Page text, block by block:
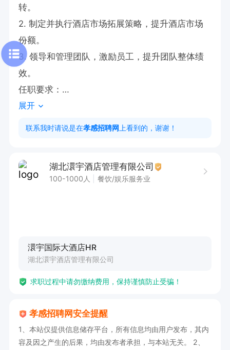
转。
2. 制定并执行酒店市场拓展策略，提升酒店市场
份额。
3. 领导和管理团队，激励员工，提升团队整体绩
效。
任职要求：
1、大专及以上学历，有高档酒店总经理或副总经
理工作经历；
展开
联系我时请说是在孝感招聘网 上看到的，谢谢！
湖北澴宇酒店管理有限公司
100-1000人 餐饮/娱乐服务业
澴宇国际大酒店HR
湖北澴宇酒店管理有限公司
求职过程中请勿缴纳费用，保持谨慎防止受骗！
孝感招聘网安全提醒
1、本站仅提供信息储存平台，所有信息均由用户发布，其内
容及因之产生的后果，均由发布者承担，与本站无关。 2、